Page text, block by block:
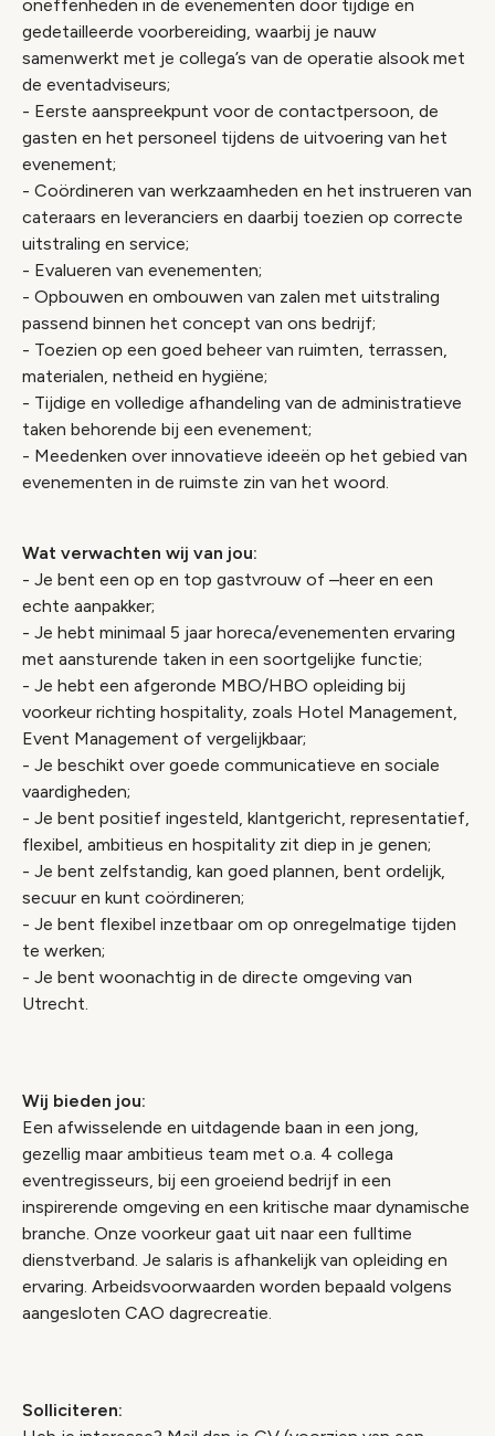
oneffenheden in de evenementen door tijdige en
gedetailleerde voorbereiding, waarbij je nauw
samenwerkt met je collega’s van de operatie alsook met
de eventadviseurs;
- Eerste aanspreekpunt voor de contactpersoon, de
gasten en het personeel tijdens de uitvoering van het
evenement;
- Coördineren van werkzaamheden en het instrueren van
cateraars en leveranciers en daarbij toezien op correcte
uitstraling en service;
- Evalueren van evenementen;
- Opbouwen en ombouwen van zalen met uitstraling
passend binnen het concept van ons bedrijf;
- Toezien op een goed beheer van ruimten, terrassen,
materialen, netheid en hygiëne;
- Tijdige en volledige afhandeling van de administratieve
taken behorende bij een evenement;
- Meedenken over innovatieve ideeën op het gebied van
evenementen in de ruimste zin van het woord.
Wat verwachten wij van jou:
- Je bent een op en top gastvrouw of –heer en een
echte aanpakker;
- Je hebt minimaal 5 jaar horeca/evenementen ervaring
met aansturende taken in een soortgelijke functie;
- Je hebt een afgeronde MBO/HBO opleiding bij
voorkeur richting hospitality, zoals Hotel Management,
Event Management of vergelijkbaar;
- Je beschikt over goede communicatieve en sociale
vaardigheden;
- Je bent positief ingesteld, klantgericht, representatief,
flexibel, ambitieus en hospitality zit diep in je genen;
- Je bent zelfstandig, kan goed plannen, bent ordelijk,
secuur en kunt coördineren;
- Je bent flexibel inzetbaar om op onregelmatige tijden
te werken;
- Je bent woonachtig in de directe omgeving van
Utrecht.
Wij bieden jou:
Een afwisselende en uitdagende baan in een jong,
gezellig maar ambitieus team met o.a. 4 collega
eventregisseurs, bij een groeiend bedrijf in een
inspirerende omgeving en een kritische maar dynamische
branche. Onze voorkeur gaat uit naar een fulltime
dienstverband. Je salaris is afhankelijk van opleiding en
ervaring. Arbeidsvoorwaarden worden bepaald volgens
aangesloten CAO dagrecreatie.
Solliciteren: